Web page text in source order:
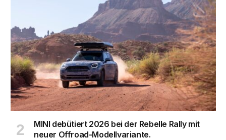
MINI debütiert 2026 bei der Rebelle Rally mit
neuer Offroad-Modellvariante.